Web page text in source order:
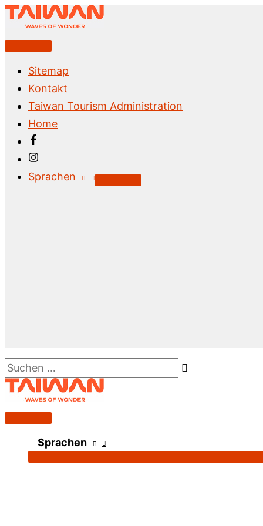
Zum
Inhalt
springenAbove
Sitemap
Kontakt
Taiwan Tourism Administration
Home
Sprachen
Suchen …
Hauptmenü
Sprachen